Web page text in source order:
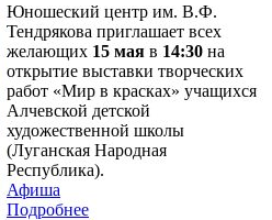
Юношеский центр им. В.Ф.
Тендрякова приглашает всех
желающих 15 мая в 14:30 на
открытие выставки творческих
работ «Мир в красках» учащихся
Алчевской детской
художественной школы
(Луганская Народная
Республика).
Афиша
Подробнее